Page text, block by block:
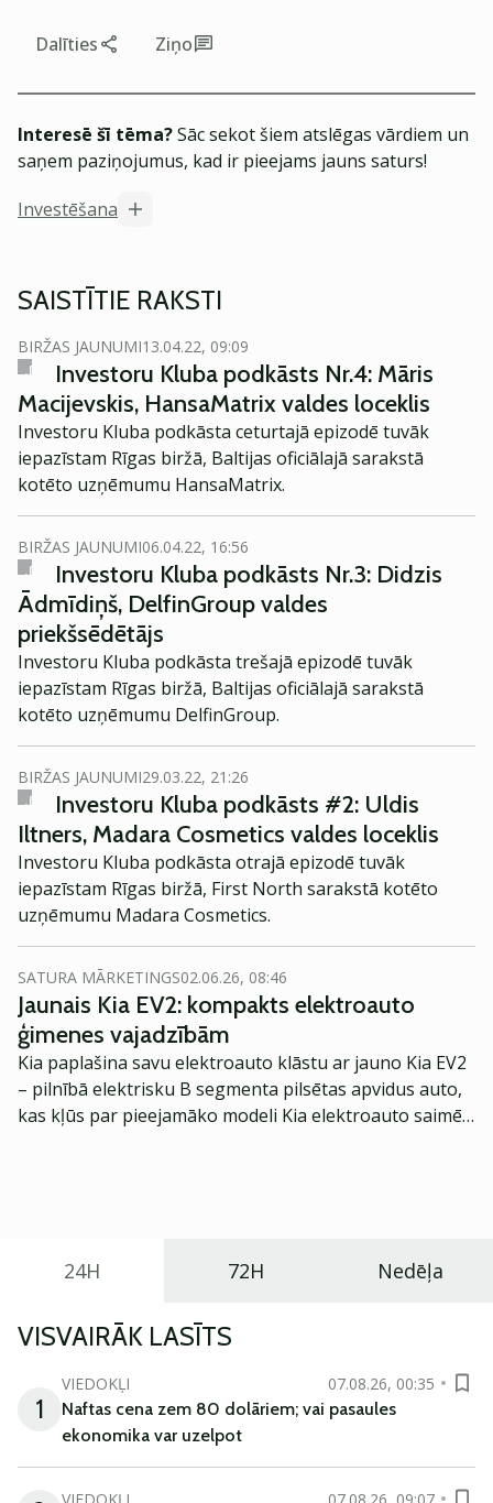
Dalīties Ziņo
Interesē šī tēma?Sāc sekot šiem atslēgas vārdiem un
saņem paziņojumus, kad ir pieejams jauns saturs!
Investēšana
SAISTĪTIE RAKSTI
BIRŽAS JAUNUMI13.04.22, 09:09
Investoru Kluba podkāsts Nr.4: Māris
Macijevskis, HansaMatrix valdes loceklis
Investoru Kluba podkāsta ceturtajā epizodē tuvāk
iepazīstam Rīgas biržā, Baltijas oficiālajā sarakstā
kotēto uzņēmumu HansaMatrix.
BIRŽAS JAUNUMI06.04.22, 16:56
Investoru Kluba podkāsts Nr.3: Didzis
Ādmīdiņš, DelfinGroup valdes
priekšsēdētājs
Investoru Kluba podkāsta trešajā epizodē tuvāk
iepazīstam Rīgas biržā, Baltijas oficiālajā sarakstā
kotēto uzņēmumu DelfinGroup.
BIRŽAS JAUNUMI29.03.22, 21:26
Investoru Kluba podkāsts #2: Uldis
Iltners, Madara Cosmetics valdes loceklis
Investoru Kluba podkāsta otrajā epizodē tuvāk
iepazīstam Rīgas biržā, First North sarakstā kotēto
uzņēmumu Madara Cosmetics.
SATURA MĀRKETINGS02.06.26, 08:46
Jaunais Kia EV2: kompakts elektroauto
ģimenes vajadzībām
Kia paplašina savu elektroauto klāstu ar jauno Kia EV2
– pilnībā elektrisku B segmenta pilsētas apvidus auto,
kas kļūs par pieejamāko modeli Kia elektroauto saimē
24H 72H Nedēļa
VISVAIRĀK LASĪTS
1
VIEDOKĻI
07.08.26, 00:35
Naftas cena zem 80 dolāriem; vai pasaules
ekonomika var uzelpot
VIEDOKĻI 07.08.26, 09:07